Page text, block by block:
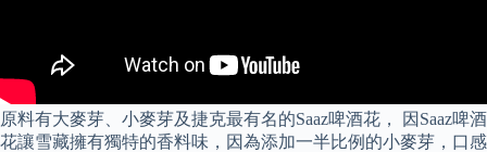
原料有大麥芽、小麥芽及捷克最有名的Saaz啤酒花， 因Saaz啤酒
花讓雪藏擁有獨特的香料味，因為添加一半比例的小麥芽，口感